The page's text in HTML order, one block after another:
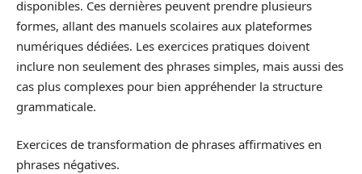
disponibles. Ces dernières peuvent prendre plusieurs
formes, allant des manuels scolaires aux plateformes
numériques dédiées. Les exercices pratiques doivent
inclure non seulement des phrases simples, mais aussi des
cas plus complexes pour bien appréhender la structure
grammaticale.
Exercices de transformation de phrases affirmatives en
phrases négatives.